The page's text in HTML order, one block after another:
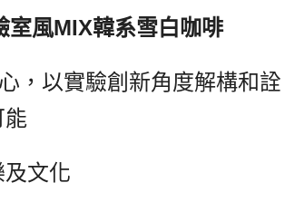
風MIX韓系雪白咖啡
，以實驗創新角度解構和詮
能
文化